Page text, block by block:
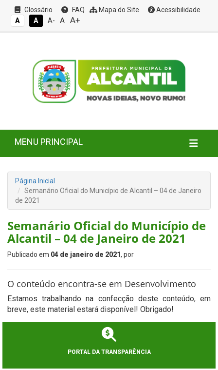
Glossário FAQ Mapa do Site
Acessibilidade
A
A A- A A+
MENU PRINCIPAL
Página Inicial
Semanário Oficial do Município de Alcantil – 04 de Janeiro
de 2021
Semanário Oficial do Município de
Alcantil – 04 de Janeiro de 2021
Publicado em 04 de janeiro de 2021, por
O conteúdo encontra-se em Desenvolvimento
Estamos trabalhando na confecção deste conteúdo, em
breve, este material estará disponível! Obrigado!
PORTAL DA TRANSPARÊNCIA